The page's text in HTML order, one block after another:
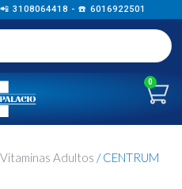
3108064418 - ☎️ 6016922501
0
Vitaminas Adultos / CENTRUM